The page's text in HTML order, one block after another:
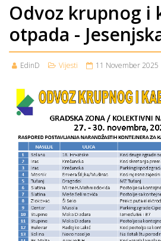
Odvoz krupnog i
otpada -
EdinD Vijesti 11 November 2025